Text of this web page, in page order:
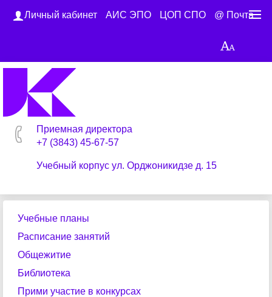
Личный кабинет АИС ЭПО ЦОП СПО @ Почта
Приемная директора
+7 (3843) 45-67-57
Учебный корпус ул. Орджоникидзе д. 15
Учебные планы
Расписание занятий
Общежитие
Библиотека
Прими участие в конкурсах